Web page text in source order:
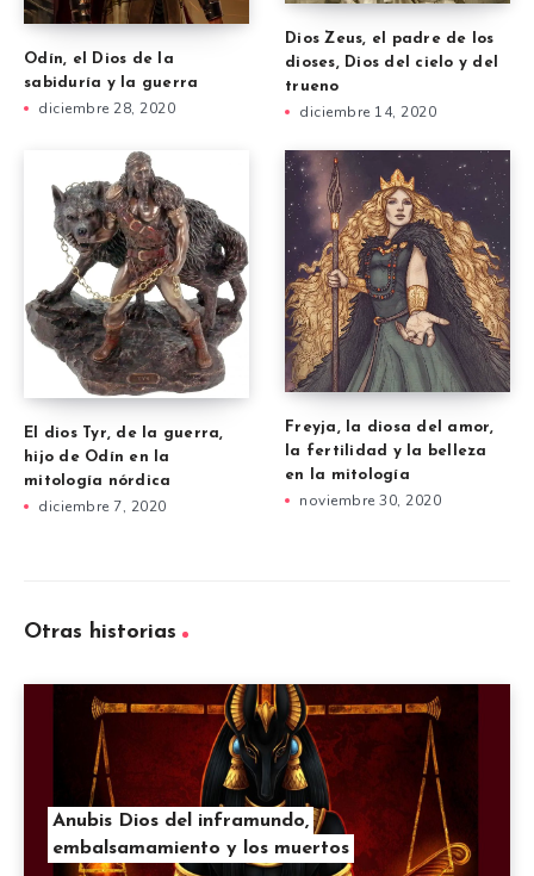
Odín, el Dios de la
sabiduría y la guerra
diciembre 28, 2020
Dios Zeus, el padre de los
dioses, Dios del cielo y del
trueno
diciembre 14, 2020
El dios Tyr, de la guerra,
hijo de Odín en la
mitología nórdica
diciembre 7, 2020
Freyja, la diosa del amor,
la fertilidad y la belleza
en la mitología
noviembre 30, 2020
Otras historias
Anubis Dios del inframundo,
embalsamamiento y los muertos